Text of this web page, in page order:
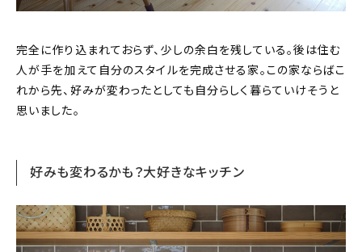
完全に作り込まれておらず、少しの余白を残している。後は住む
人が手を加えて自分のスタイルを完成させる家。この家ならばこ
れから先、好みが変わったとしても自分らしく暮らていけそうと
思いました。
好みも変わるかも？大好きなキッチン